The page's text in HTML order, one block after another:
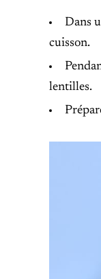
Dans
cuisson.
lentilles.